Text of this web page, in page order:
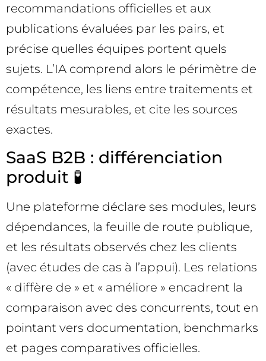
recommandations officielles et aux
publications évaluées par les pairs, et
précise quelles équipes portent quels
sujets. L’IA comprend alors le périmètre de
compétence, les liens entre traitements et
résultats mesurables, et cite les sources
exactes.
SaaS B2B : différenciation
produit 🧪
Une plateforme déclare ses modules, leurs
dépendances, la feuille de route publique,
et les résultats observés chez les clients
(avec études de cas à l’appui). Les relations
« diffère de » et « améliore » encadrent la
comparaison avec des concurrents, tout en
pointant vers documentation, benchmarks
et pages comparatives officielles.